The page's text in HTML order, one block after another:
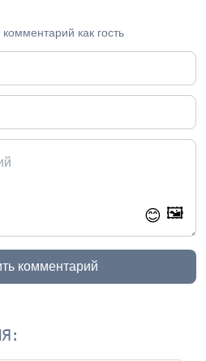
комментарий как гость
😊 🖼️
комментарий